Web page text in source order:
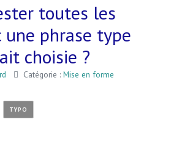
toutes les
une phrase type
choisie ?
Catégorie : Mise en forme
TYPO